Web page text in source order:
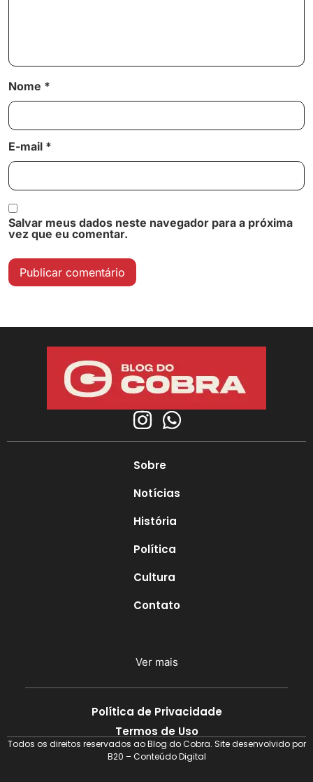
Nome *
E-mail *
Salvar meus dados neste navegador para a próxima
vez que eu comentar.
Sobre
Notícias
História
Política
Cultura
Contato
Ver mais
Política de Privacidade
Termos de Uso
Todos os direitos reservados ao Blog do Cobra. Site desenvolvido por
B20 – Conteúdo Digital